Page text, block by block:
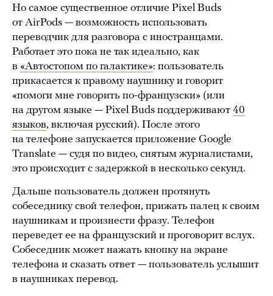
Но самое существенное отличие Pixel Buds
от AirPods — возможность использовать
переводчик для разговора с иностранцами.
Работает это пока не так идеально, как
в «Автостопом по галактике»: пользователь
прикасается к правому наушнику и говорит
«помоги мне говорить по-французски» (или
на другом языке — Pixel Buds поддерживают 40
языков, включая русский). После этого
на телефоне запускается приложение Google
Translate — судя по видео, снятым журналистами,
это происходит с задержкой в несколько секунд.
Дальше пользователь должен протянуть
собеседнику свой телефон, прижать палец к своим
наушникам и произнести фразу. Телефон
переведет ее на французский и проговорит вслух.
Собеседник может нажать кнопку на экране
телефона и сказать ответ — пользователь услышит
в наушниках перевод.